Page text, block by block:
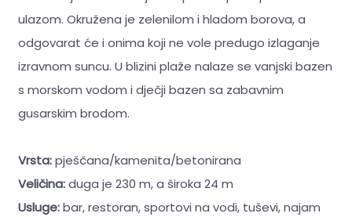
ulazom. Okružena je zelenilom i hladom borova, a
odgovarat će i onima koji ne vole predugo izlaganje
izravnom suncu. U blizini plaže nalaze se vanjski bazen
s morskom vodom i dječji bazen sa zabavnim
gusarskim brodom.
Vrsta:pješčana/kamenita/betonirana
Veličina:duga je 230 m, a široka 24 m
Usluge:bar, restoran, sportovi na vodi, tuševi, najam